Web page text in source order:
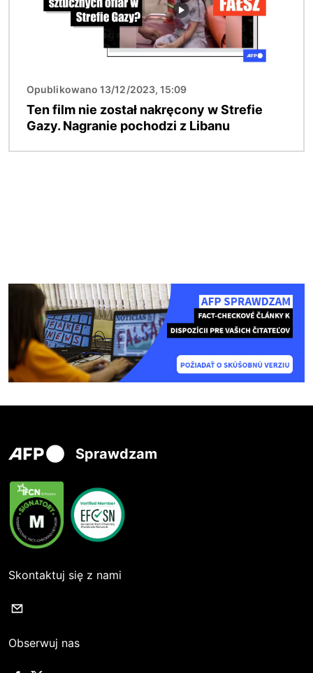
Opublikowano 13/12/2023, 15:09
Ten film nie został nakręcony w Strefie
Gazy. Nagranie pochodzi z Libanu
Sprawdzam
Skontaktuj się z nami
Obserwuj nas